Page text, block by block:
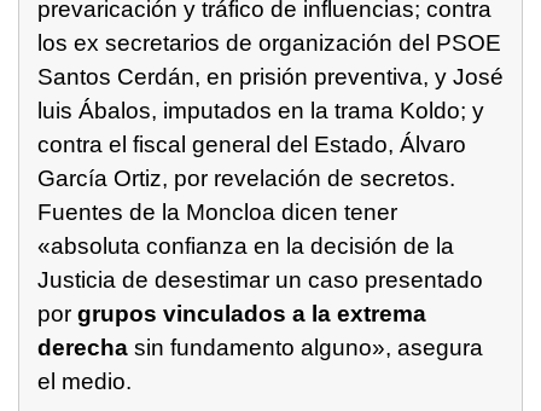
prevaricación y tráfico de influencias; contra
los ex secretarios de organización del PSOE
Santos Cerdán, en prisión preventiva, y José
luis Ábalos, imputados en la trama Koldo; y
contra el fiscal general del Estado, Álvaro
García Ortiz, por revelación de secretos.
Fuentes de la Moncloa dicen tener
«absoluta confianza en la decisión de la
Justicia de desestimar un caso presentado
por grupos vinculados a la extrema
derecha sin fundamento alguno», asegura
el medio.